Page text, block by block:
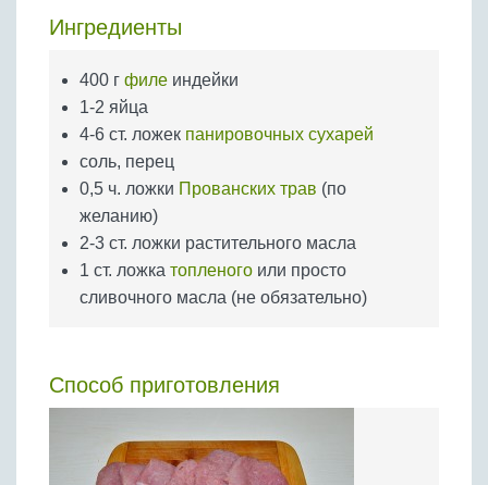
Яйца
Крупы
Ингредиенты
400 г филе индейки
1-2 яйца
4-6 ст. ложек панировочных сухарей
соль, перец
0,5 ч. ложки Прованских трав (по
желанию)
2-3 ст. ложки растительного масла
1 ст. ложка топленого или просто
сливочного масла (не обязательно)
Способ приготовления